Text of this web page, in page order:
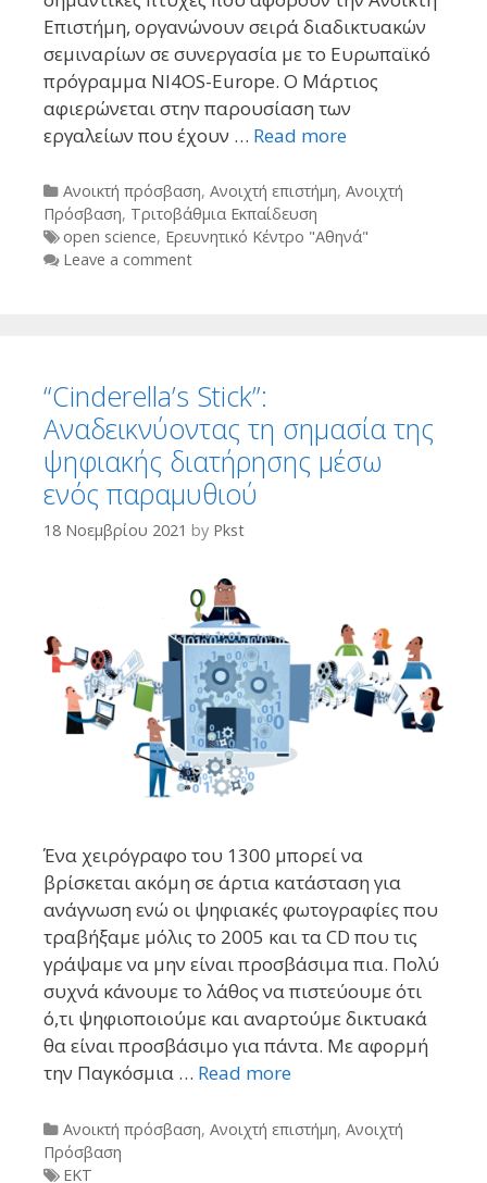
Επιστήμη, οργανώνουν σειρά διαδικτυακών
σεμιναρίων σε συνεργασία με το Ευρωπαϊκό
πρόγραμμα NI4OS-Europe. Ο Μάρτιος
αφιερώνεται στην παρουσίαση των
εργαλείων που έχουν … Read more
Categories
Ανοικτή πρόσβαση, Ανοιχτή επιστήμη, Ανοιχτή
Πρόσβαση, Τριτοβάθμια Εκπαίδευση
Tags
open science, Ερευνητικό Κέντρο "Αθηνά"
Leave a comment
“Cinderella’s Stick”:
Αναδεικνύοντας τη σημασία της
ψηφιακής διατήρησης μέσω
ενός παραμυθιού
18 Νοεμβρίου 2021 by Pkst
Ένα χειρόγραφο του 1300 μπορεί να
βρίσκεται ακόμη σε άρτια κατάσταση για
ανάγνωση ενώ οι ψηφιακές φωτογραφίες που
τραβήξαμε μόλις το 2005 και τα CD που τις
γράψαμε να μην είναι προσβάσιμα πια. Πολύ
συχνά κάνουμε το λάθος να πιστεύουμε ότι
ό,τι ψηφιοποιούμε και αναρτούμε δικτυακά
θα είναι προσβάσιμο για πάντα. Με αφορμή
την Παγκόσμια … Read more
Categories
Ανοικτή πρόσβαση, Ανοιχτή επιστήμη, Ανοιχτή
Πρόσβαση
Tags
ΕΚΤ